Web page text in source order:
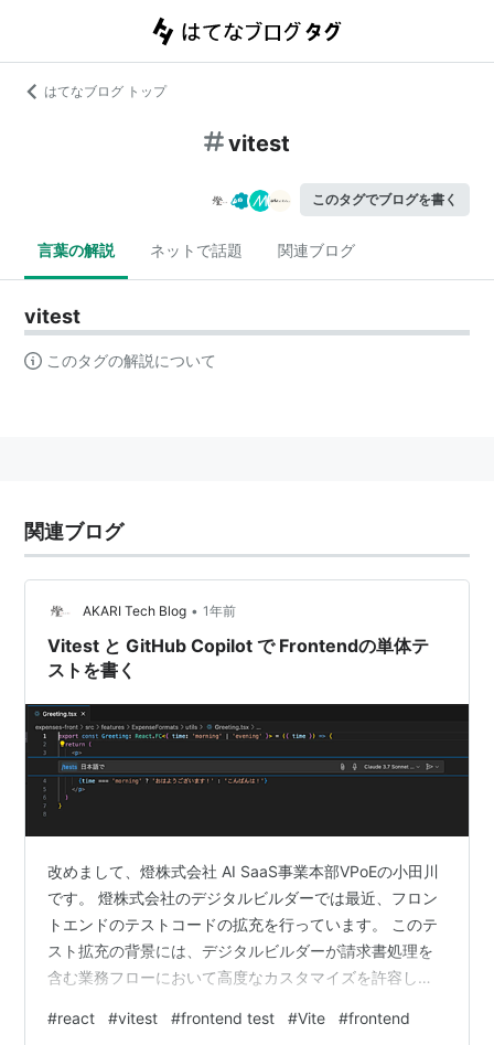
はてなブログ トップ
vitest
このタグでブログを書く
言葉の解説 ネットで話題 関連ブログ
vitest
このタグの解説について
関連ブログ
AKARI Tech Blog • 1年前
Vitest と GitHub Copilot で Frontendの単体テ
ストを書く
改めまして、燈株式会社 AI SaaS事業本部VPoEの小田川
です。 燈株式会社のデジタルビルダーでは最近、フロン
トエンドのテストコードの拡充を行っています。 このテ
スト拡充の背景には、デジタルビルダーが請求書処理を
含む業務フローにおいて高度なカスタマイズを許容して
により、「どの条件で何が表示されるべきか」「各ボタ
#react #vitest #frontend test #Vite #frontend